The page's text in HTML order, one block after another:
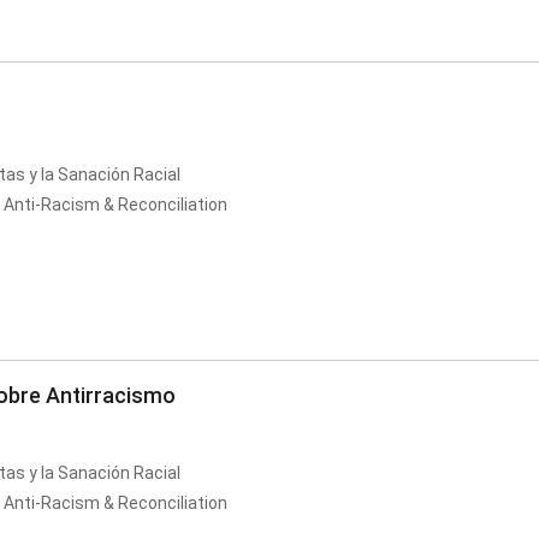
y la Sanación Racial
Racism & Reconciliation
Antirracismo
y la Sanación Racial
Racism & Reconciliation